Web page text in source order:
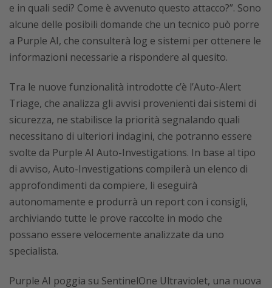
e in quali sedi? Come è avvenuto questo attacco?”. Sono
alcune delle posibili domande che un tecnico può porre
a Purple AI, che consulterà log e sistemi per ottenere le
informazioni necessarie a rispondere al quesito.
Tra le nuove funzionalità introdotte c’è l’Auto-Alert
Triage, che analizza gli avvisi provenienti dai sistemi di
sicurezza, ne stabilisce la priorità segnalando quali
necessitano di ulteriori indagini, che potranno essere
svolte da Purple AI Auto-Investigations. In base al tipo
di avviso, Auto-Investigations compilerà un elenco di
approfondimenti da compiere, li eseguirà
autonomamente e produrrà un report con i consigli,
archiviando tutte le prove raccolte in modo che
possano essere velocemente analizzate da uno
specialista.
Purple AI poggia su SentinelOne Ultraviolet, una nuova